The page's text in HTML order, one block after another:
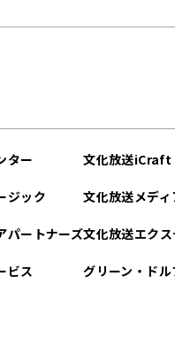
ター
ジック
パートナーズ
ビス
文化放送iCraft
文化放送メデ
文化放送エク
グリーン・ドル